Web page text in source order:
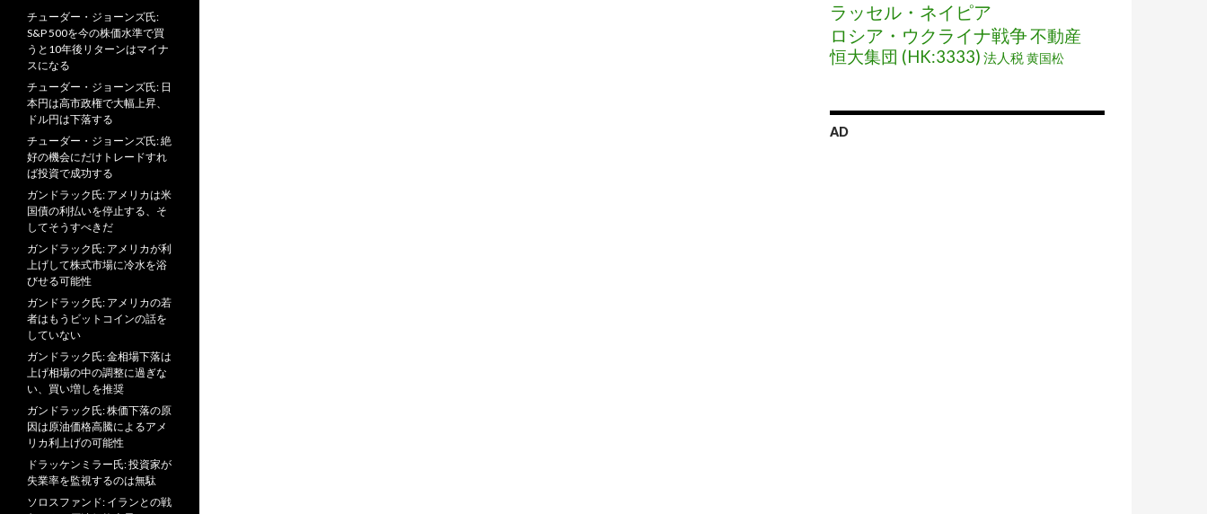
ラッセル・ネイピア
ロシア・ウクライナ戦争不動産
恒大集団 (HK:3333) 法人税黄国松
AD
チューダー・ジョーンズ氏:
S&P 500を今の株価水準で買
うと10年後リターンはマイナ
スになる
チューダー・ジョーンズ氏: 日
本円は高市政権で大幅上昇、
ドル円は下落する
チューダー・ジョーンズ氏: 絶
好の機会にだけトレードすれ
ば投資で成功する
ガンドラック氏: アメリカは米
国債の利払いを停止する、そ
してそうすべきだ
ガンドラック氏: アメリカが利
上げして株式市場に冷水を浴
びせる可能性
ガンドラック氏: アメリカの若
者はもうビットコインの話を
していない
ガンドラック氏: 金相場下落は
上げ相場の中の調整に過ぎな
い、買い増しを推奨
ガンドラック氏: 株価下落の原
因は原油価格高騰によるアメ
リカ利上げの可能性
ドラッケンミラー氏: 投資家が
失業率を監視するのは無駄
ソロスファンド: イランとの戦